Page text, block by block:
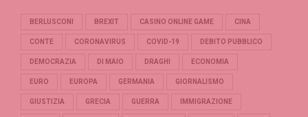
BERLUSCONI BREXIT CASINO ONLINE GAME CINA
CONTE CORONAVIRUS COVID-19 DEBITO PUBBLICO
DEMOCRAZIA DI MAIO DRAGHI ECONOMIA
EURO EUROPA GERMANIA GIORNALISMO
GIUSTIZIA GRECIA GUERRA IMMIGRAZIONE